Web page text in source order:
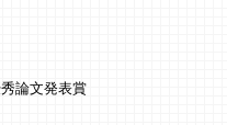
論文発表賞